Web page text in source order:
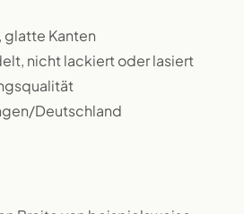
glatte Kanten
nicht lackiert oder lasiert
Deutschland